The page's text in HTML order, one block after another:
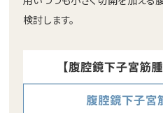
検討します。